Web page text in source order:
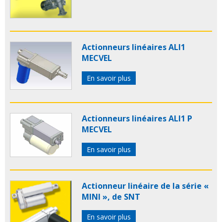
Actionneurs linéaires ALI1
MECVEL
En savoir plus
Actionneurs linéaires ALI1 P
MECVEL
En savoir plus
Actionneur linéaire de la série «
MINI », de SNT
En savoir plus